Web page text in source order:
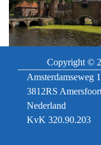
Copyright ©
Amsterdamseweg
3812RS
Nederland
KvK 320.90.203